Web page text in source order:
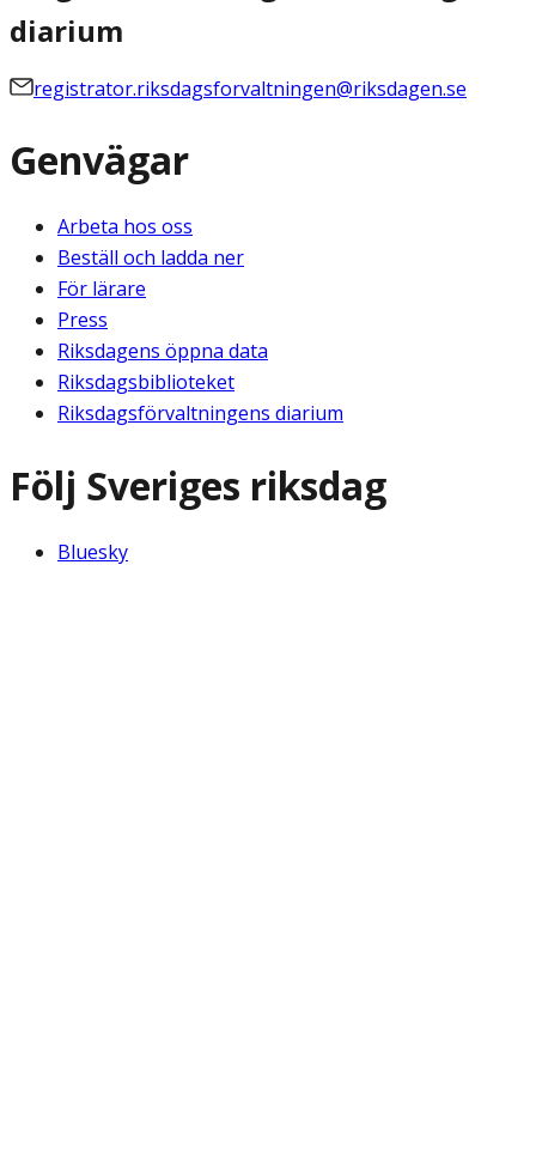
diarium
registrator.riksdagsforvaltningen@riksdagen.se
Genvägar
Arbeta hos oss
Beställ och ladda ner
För lärare
Press
Riksdagens öppna data
Riksdagsbiblioteket
Riksdagsförvaltningens diarium
Följ Sveriges riksdag
Bluesky